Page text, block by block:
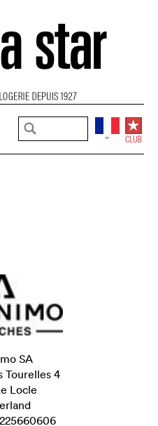
SA
Tourelles 4
Locle